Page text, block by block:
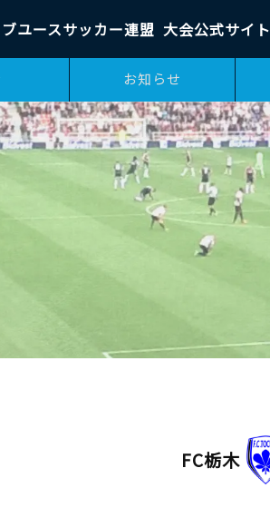
ユースサッカー連盟 大会公式サイト
お知らせ
FC栃木